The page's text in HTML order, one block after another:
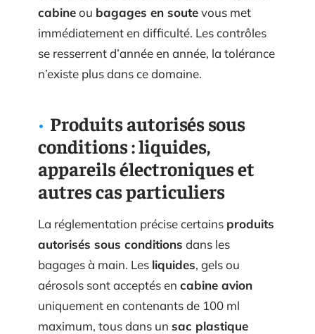
cabineou bagages en soutevous met
immédiatement en difficulté. Les contrôles
se resserrent d’année en année, la tolérance
n’existe plus dans ce domaine.
Produits autorisés sous
conditions : liquides,
appareils électroniques et
autres cas particuliers
La réglementation précise certains produits
autorisés sous conditions dans les
bagages à main. Les liquides, gels ou
aérosols sont acceptés en cabine avion
uniquement en contenants de 100 ml
maximum, tous dans un sac plastique